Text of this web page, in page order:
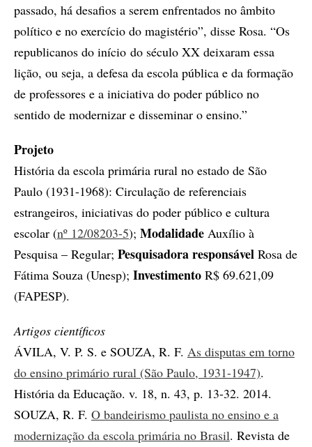
passado, há desafios a serem enfrentados no âmbito
político e no exercício do magistério”, disse Rosa. “Os
republicanos do início do século XX deixaram essa
lição, ou seja, a defesa da escola pública e da formação
de professores e a iniciativa do poder público no
sentido de modernizar e disseminar o ensino.”
Projeto
História da escola primária rural no estado de São
Paulo (1931-1968): Circulação de referenciais
estrangeiros, iniciativas do poder público e cultura
escolar (nº 12/08203-5); Modalidade Auxílio à
Pesquisa – Regular; Pesquisadoraresponsável Rosa de
Fátima Souza (Unesp); Investimento R$ 69.621,09
(FAPESP).
Artigos científicos
ÁVILA, V. P. S. e SOUZA, R. F. As disputas em torno
do ensino primário rural (São Paulo, 1931-1947).
História da Educação. v. 18, n. 43, p. 13-32. 2014.
SOUZA, R. F. O bandeirismo paulista no ensino e a
modernização da escola primária no Brasil. Revista de